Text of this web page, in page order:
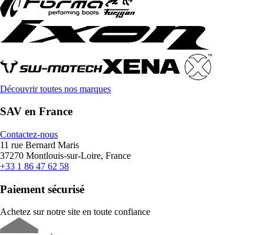
Découvrir toutes nos marques
SAV en France
Contactez-nous
11 rue Bernard Maris
37270 Montlouis-sur-Loire, France
+33 1 86 47 62 58
Paiement sécurisé
Achetez sur notre site en toute confiance